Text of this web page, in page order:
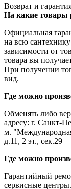
Возврат и
На какие товары
Официальная
на всю сантехнику
зависимости от
товара вы
При получении
вид.
Где можно
Обменять либо
адресу: г. Санкт-
м.
д.11, 2 эт., сек.29
Где можно
Гарантийный
сервисные